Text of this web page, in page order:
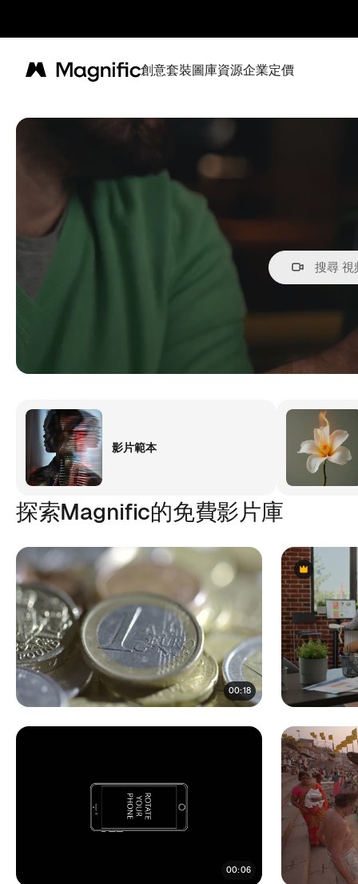
Magnific 創意套裝圖庫資源企業定價
影片範本
探索Magnific的免費影片庫
00:18
Premium
Premium
00:06